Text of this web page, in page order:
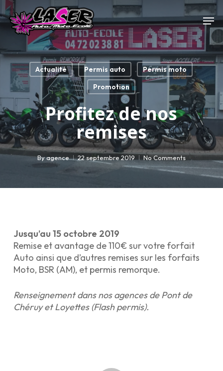
Skip
to
main
content
Actualité Permis auto
Permis moto
Promotion
Profitez de nos
remises
Byagence 22 septembre 2019 No Comments
Jusqu’au 15 octobre 2019
Remise et avantage de 110€ sur votre forfait
Auto ainsi que d’autres remises sur les forfaits
Moto, BSR (AM), et permis remorque.
Renseignement dans nos agences de Pont de
Chéruy et Loyettes (Flash permis).
Close
Menu